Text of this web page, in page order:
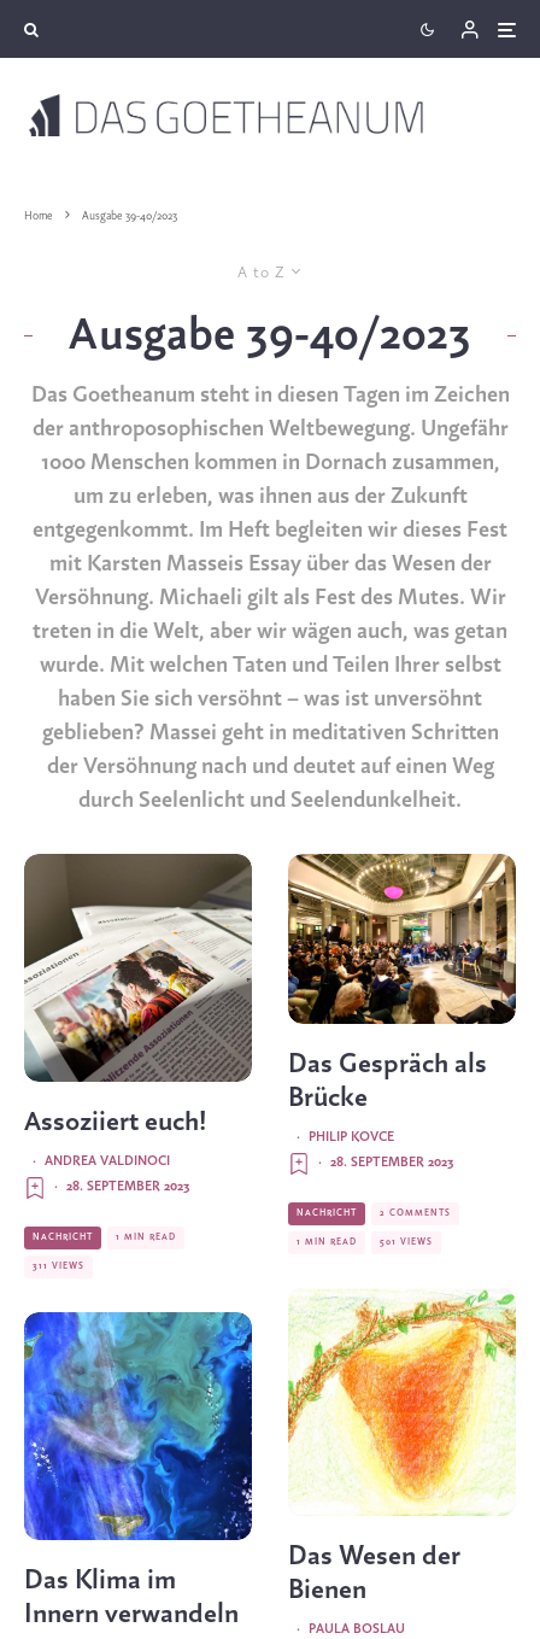
Home Ausgabe 39-40/2023
A to Z
Ausgabe 39-40/2023
Das Goetheanum steht in diesen Tagen im Zeichen
der anthroposophischen Weltbewegung. Ungefähr
1000 Menschen kommen in Dornach zusammen,
um zu erleben, was ihnen aus der Zukunft
entgegenkommt. Im Heft begleiten wir dieses Fest
mit Karsten Masseis Essay über das Wesen der
Versöhnung. Michaeli gilt als Fest des Mutes. Wir
treten in die Welt, aber wir wägen auch, was getan
wurde. Mit welchen Taten und Teilen Ihrer selbst
haben Sie sich versöhnt – was ist unversöhnt
geblieben? Massei geht in meditativen Schritten
der Versöhnung nach und deutet auf einen Weg
durch Seelenlicht und Seelendunkelheit.
Assoziiert euch!
ANDREA VALDINOCI
·
28. SEPTEMBER 2023
·
NACHRICHT 1 MIN READ
311 VIEWS
Das Klima im
Innern verwandeln
Das Gespräch als
Brücke
PHILIP KOVCE
·
28. SEPTEMBER 2023
·
NACHRICHT 2 COMMENTS
1 MIN READ 501 VIEWS
Das Wesen der
Bienen
PAULA BOSLAU
·